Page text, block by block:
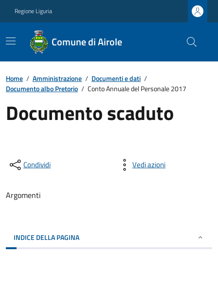
Regione Liguria
Comune di Airole
Home / Amministrazione / Documenti e dati /
Documento albo Pretorio / Conto Annuale del Personale 2017
Documento scaduto
Condividi Vedi azioni
Argomenti
INDICE DELLA PAGINA